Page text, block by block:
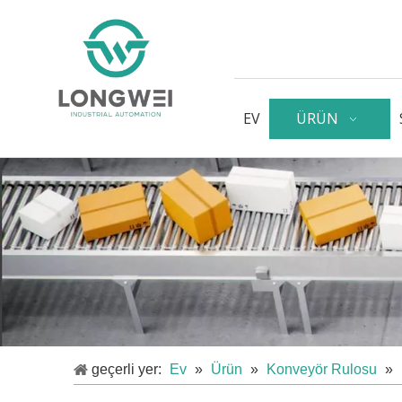
EV ÜRÜN
geçerli yer: Ev » Ürün » Konveyör Rulosu »